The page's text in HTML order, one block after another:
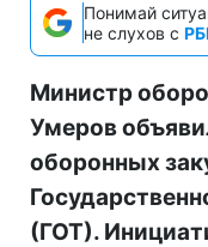
Понимай
не слухов с
Министр
Умеров
оборонных
(ГОТ).